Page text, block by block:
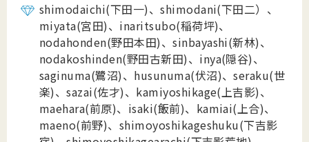
shimodaichi(下田一)、shimodani(下田二）、
miyata(宮田)、inaritsubo(稲荷坪)、
nodahonden(野田本田)、sinbayashi(新林)、
nodakoshinden(野田古新田)、inya(隠谷)、
saginuma(鷺沼)、husunuma(伏沼)、seraku(世
楽)、sazai(佐才)、kamiyoshikage(上吉影)、
maehara(前原)、isaki(飯前)、kamiai(上合)、
maeno(前野)、shimoyoshikageshuku(下吉影